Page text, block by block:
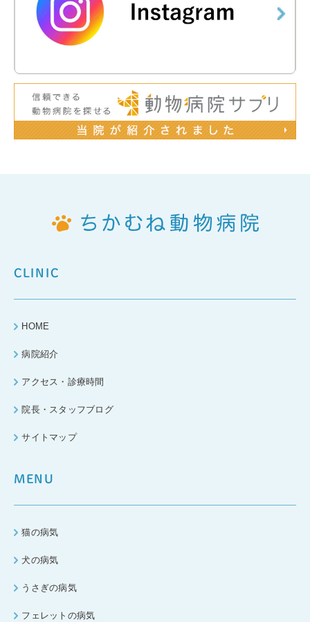
CLINIC
HOME
病院紹介
アクセス・診療時間
院長・スタッフブログ
サイトマップ
MENU
猫の病気
犬の病気
うさぎの病気
フェレットの病気